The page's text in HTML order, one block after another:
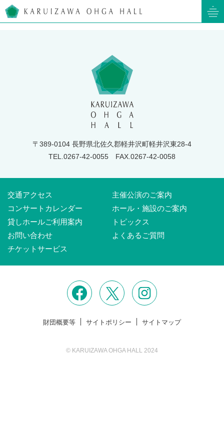
〒389-0104 長野県北佐久郡軽井沢町軽井沢東28-4
TEL.0267-42-0055 FAX.0267-42-0058
交通アクセス
主催公演のご案内
コンサートカレンダー
ホール・施設のご案内
貸しホールご利用案内
トピックス
お問い合わせ
よくあるご質問
チケットサービス
財団概要等 サイトポリシー サイトマップ
© KARUIZAWA OHGA HALL 2024